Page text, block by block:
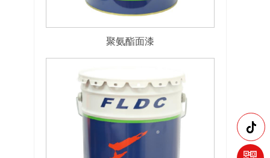
聚氨酯面漆